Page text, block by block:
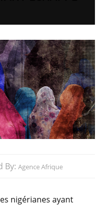
By: Agence Afrique
nigérianes ayant